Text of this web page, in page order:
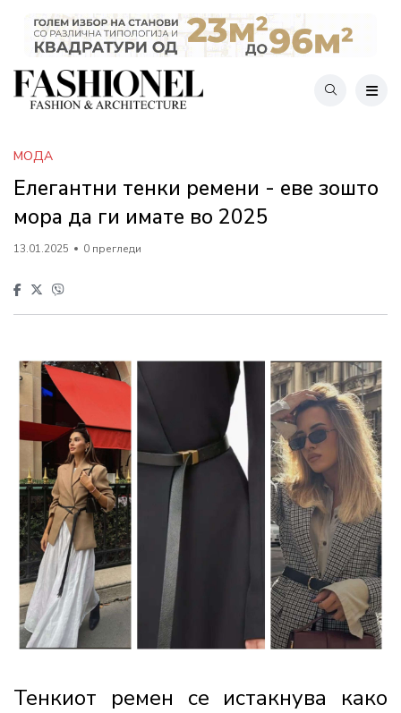
МОДА
Елегантни тенки ремени - еве зошто
мора да ги имате во 2025
13.01.2025 0 прегледи
Тенкиот ремен се истакнува како